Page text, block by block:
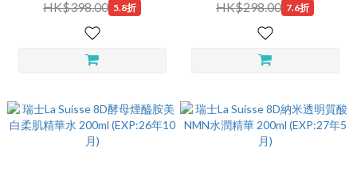
HK$398.00 5.8折
HK$298.00 7.6折